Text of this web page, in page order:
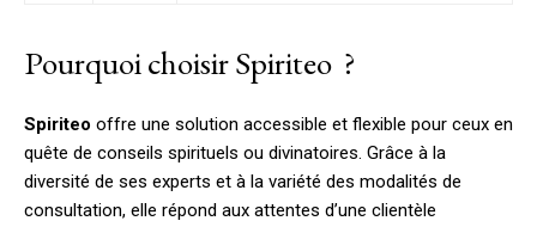
Pourquoi choisir Spiriteo ?
Spiriteo offre une solution accessible et flexible pour ceux en
quête de conseils spirituels ou divinatoires. Grâce à la
diversité de ses experts et à la variété des modalités de
consultation, elle répond aux attentes d’une clientèle